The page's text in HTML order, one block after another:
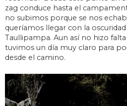
zag conduce hasta el
no subimos porque se nos
queríamos llegar con la
Taullipampa. Aun así no hizo
tuvimos un día muy claro para
desde el camino.